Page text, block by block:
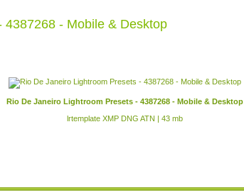
- Mobile & Desktop
Rio De Janeiro Lightroom Presets - 4387268 - Mobile & Desktop
lrtemplate XMP DNG ATN | 43 mb